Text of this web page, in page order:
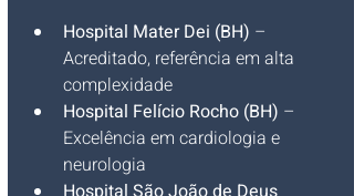
Hospital Mater Dei (BH) –
Acreditado, referência em alta
complexidade
Hospital Felício Rocho (BH) –
Excelência em cardiologia e
neurologia